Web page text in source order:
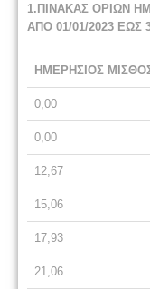
1.ΠΙΝΑΚΑΣ ΟΡΙΩΝ
ΑΠΟ 01/01/2023 ΕΩΣ
ΗΜΕΡΗΣΙΟΣ
0,00
0,00
12,67
15,06
17,93
21,06